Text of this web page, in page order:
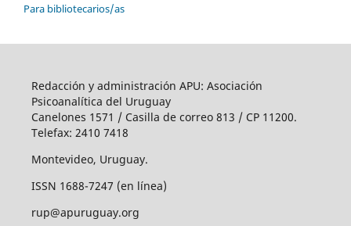
Para bibliotecarios/as
Redacción y administración APU: Asociación
Psicoanalítica del Uruguay
Canelones 1571 / Casilla de correo 813 / CP 11200.
Telefax: 2410 7418
Montevideo, Uruguay.
ISSN 1688-7247 (en línea)
rup@apuruguay.org